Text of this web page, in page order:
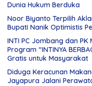
Dunia Hukum Berduka
Noor Biyanto Terpilih
Bupati Nanik Optimistis
INTI PC Jombang dan
Program “INTINYA
Gratis untuk Masyarakat
Diduga Keracunan
Jayapura Jalani